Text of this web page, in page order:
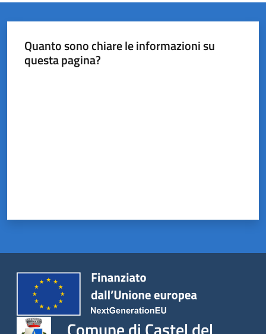
Castel
del
gli
Quanto sono chiare le informazioni su
questa pagina?